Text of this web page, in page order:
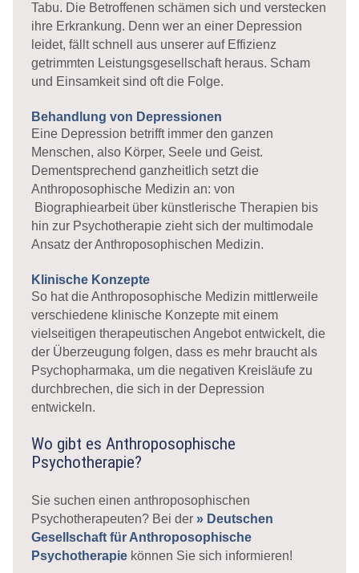
Tabu. Die Betroffenen schämen sich und verstecken
ihre Erkrankung. Denn wer an einer Depression
leidet, fällt schnell aus unserer auf Effizienz
getrimmten Leistungsgesellschaft heraus. Scham
und Einsamkeit sind oft die Folge.
Behandlung von Depressionen
Eine Depression betrifft immer den ganzen
Menschen, also Körper, Seele und Geist.
Dementsprechend ganzheitlich setzt die
Anthroposophische Medizin an: von
Biographiearbeit über künstlerische Therapien bis
hin zur Psychotherapie zieht sich der multimodale
Ansatz der Anthroposophischen Medizin.
Klinische Konzepte
So hat die Anthroposophische Medizin mittlerweile
verschiedene klinische Konzepte mit einem
vielseitigen therapeutischen Angebot entwickelt, die
der Überzeugung folgen, dass es mehr braucht als
Psychopharmaka, um die negativen Kreisläufe zu
durchbrechen, die sich in der Depression
entwickeln.
Wo gibt es Anthroposophische
Psychotherapie?
Sie suchen einen anthroposophischen
Psychotherapeuten? Bei der» Deutschen
Gesellschaft für Anthroposophische
Psychotherapie können Sie sich informieren!